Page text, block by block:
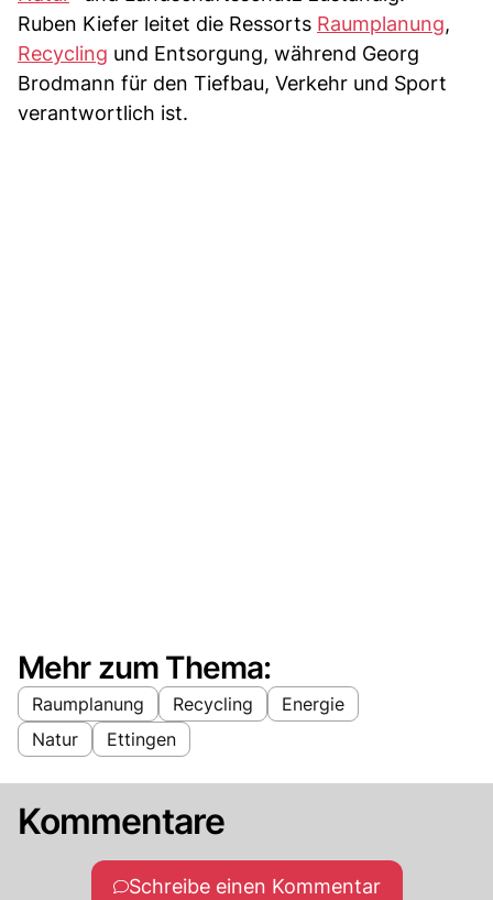
Ruben Kiefer leitet die Ressorts Raumplanung,
Recycling und Entsorgung, während Georg
Brodmann für den Tiefbau, Verkehr und Sport
verantwortlich ist.
Mehr zum Thema:
Raumplanung Recycling
Energie
Natur
Ettingen
Kommentare
Schreibe einen Kommentar